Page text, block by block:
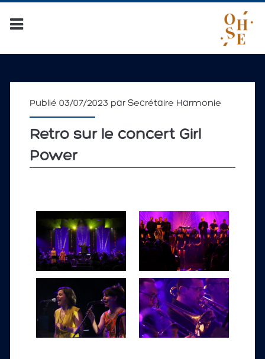
Publié 03/07/2023 par Secrétaire Harmonie
Retro sur le concert Girl
Power